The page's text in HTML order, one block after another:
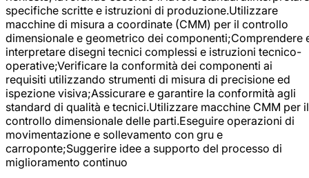
specifiche scritte e istruzioni di produzione.Utilizzare
macchine di misura a coordinate (CMM) per il controllo
dimensionale e geometrico dei componenti;Comprendere
interpretare disegni tecnici complessi e istruzioni tecnico-
operative;Verificare la conformità dei componenti ai
requisiti utilizzando strumenti di misura di precisione ed
ispezione visiva;Assicurare e garantire la conformità agli
standard di qualità e tecnici.Utilizzare macchine CMM per il
controllo dimensionale delle parti.Eseguire operazioni di
movimentazione e sollevamento con gru e
carroponte;Suggerire idee a supporto del processo di
miglioramento continuo